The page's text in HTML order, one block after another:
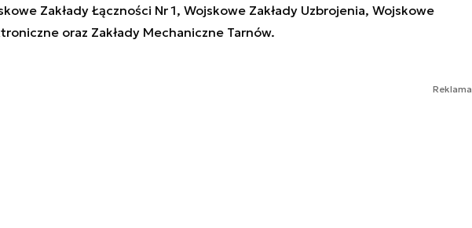
Zakłady Łączności Nr 1, Wojskowe Zakłady Uzbrojenia, Wojskowe
oraz Zakłady Mechaniczne Tarnów.
Reklama